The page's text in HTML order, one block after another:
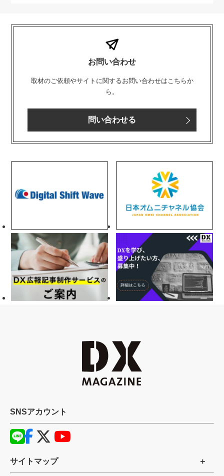
お問い合わせ
取材のご依頼やサイトに関するお問い合わせはこちらか
ら。
問い合わせる
SNSアカウント
サイトマップ